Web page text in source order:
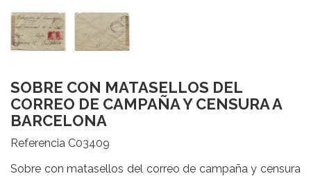
SOBRE CON MATASELLOS DEL
CORREO DE CAMPAÑA Y CENSURA A
BARCELONA
Referencia C03409
Sobre con matasellos del correo de campaña y censura